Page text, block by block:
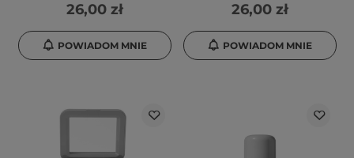
26,00 zł
POWIADOM MNIE
26,00 zł
POWIADOM MNIE